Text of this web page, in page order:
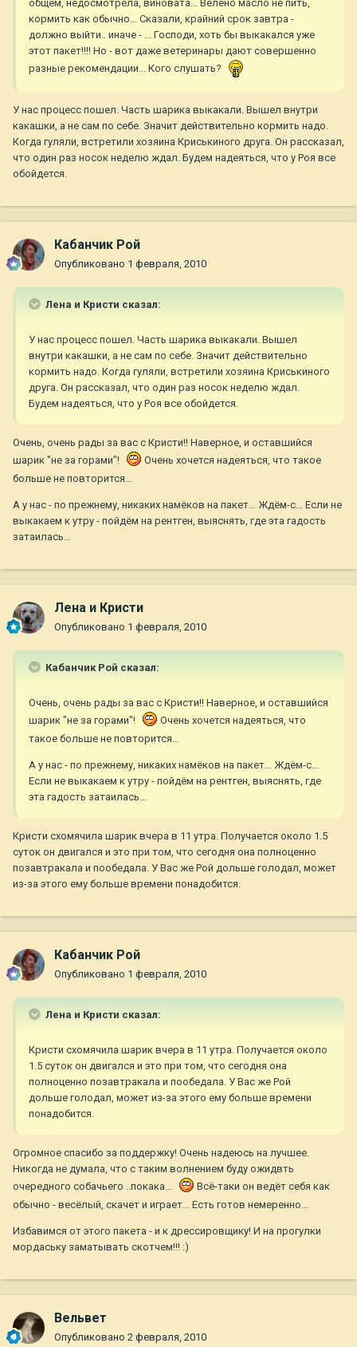
общем, недосмотрела, виновата... Велено масло не пить,
кормить как обычно... Сказали, крайний срок завтра -
должно выйти.. иначе - ... Господи, хоть бы выкакался уже
этот пакет!!!! Но - вот даже ветеринары дают совершенно
разные рекомендации... Кого слушать?
У нас процесс пошел. Часть шарика выкакали. Вышел внутри
какашки, а не сам по себе. Значит действительно кормить надо.
Когда гуляли, встретили хозяина Криськиного друга. Он рассказал,
что один раз носок неделю ждал. Будем надеяться, что у Роя все
обойдется.
Кабанчик Рой
Опубликовано 1 февраля, 2010
Лена и Кристи сказал:
У нас процесс пошел. Часть шарика выкакали. Вышел
внутри какашки, а не сам по себе. Значит действительно
кормить надо. Когда гуляли, встретили хозяина Криськиного
друга. Он рассказал, что один раз носок неделю ждал.
Будем надеяться, что у Роя все обойдется.
Очень, очень рады за вас с Кристи!! Наверное, и оставшийся
шарик "не за горами"!
Очень хочется надеяться, что такое
больше не повторится...
А у нас - по прежнему, никаких намёков на пакет... Ждём-с... Если не
выкакаем к утру - пойдём на рентген, выяснять, где эта гадость
затаилась...
Лена и Кристи
Опубликовано 1 февраля, 2010
Кабанчик Рой сказал:
Очень, очень рады за вас с Кристи!! Наверное, и оставшийся
шарик "не за горами"!
Очень хочется надеяться, что
такое больше не повторится...
А у нас - по прежнему, никаких намёков на пакет... Ждём-с...
Если не выкакаем к утру - пойдём на рентген, выяснять, где
эта гадость затаилась...
Кристи схомячила шарик вчера в 11 утра. Получается около 1.5
суток он двигался и это при том, что сегодня она полноценно
позавтракала и пообедала. У Вас же Рой дольше голодал, может
из-за этого ему больше времени понадобится.
Кабанчик Рой
Опубликовано 1 февраля, 2010
Лена и Кристи сказал:
Кристи схомячила шарик вчера в 11 утра. Получается около
1.5 суток он двигался и это при том, что сегодня она
полноценно позавтракала и пообедала. У Вас же Рой
дольше голодал, может из-за этого ему больше времени
понадобится.
Огромное спасибо за поддержку! Очень надеюсь на лучшее.
Никогда не думала, что с таким волнением буду ожидвть
очередного собачьего ..покака...
Всё-таки он ведёт себя как
обычно - весёлый, скачет и играет... Есть готов немеренно...
Избавимся от этого пакета - и к дрессировщику! И на прогулки
мордаську заматывать скотчем!!! :)
Вельвет
Опубликовано 2 февраля, 2010